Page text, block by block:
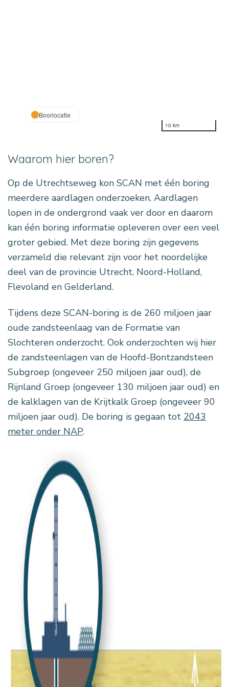
Boorlocatie
10 km
Waarom hier boren?
Op de Utrechtseweg kon SCAN met één boring
meerdere aardlagen onderzoe­ken. Aardlagen
lopen in de ondergrond vaak ver door en daarom
kan één boring informatie opleveren over een veel
groter gebied. Met deze boring zijn gegevens
verzameld die relevant zijn voor het noordelijke
deel van de provincie Utrecht, Noord-Holland,
Flevoland en Gelderland.
Tijdens deze SCAN-boring is de 260 miljoen jaar
oude zandsteenlaag van de Formatie van
Slochteren onderzocht. Ook onderzochten wij hier
de zandsteenlagen van de Hoofd-Bontzandsteen
Subgroep (ongeveer 250 miljoen jaar oud), de
Rijnland Groep (ongeveer 130 miljoen jaar oud) en
de kalklagen van de Krijtkalk Groep (ongeveer 90
miljoen jaar oud). De boring is gegaan tot 2043
meter onder NAP.